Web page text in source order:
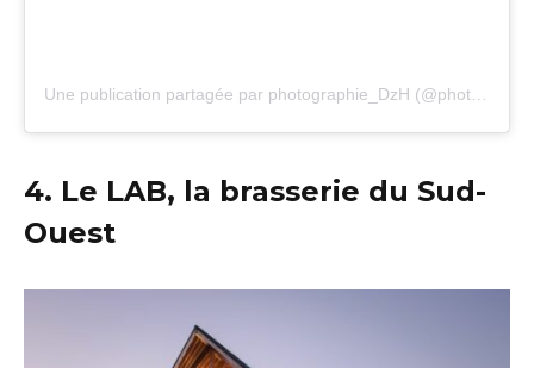
4. Le LAB, la brasserie du Sud-
Ouest